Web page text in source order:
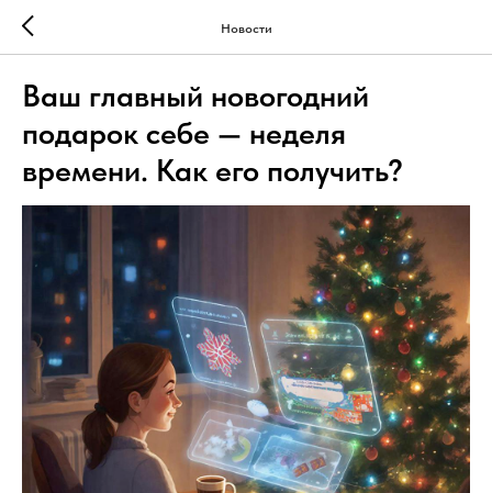
Новости
Ваш главный новогодний
подарок себе — неделя
времени. Как его получить?